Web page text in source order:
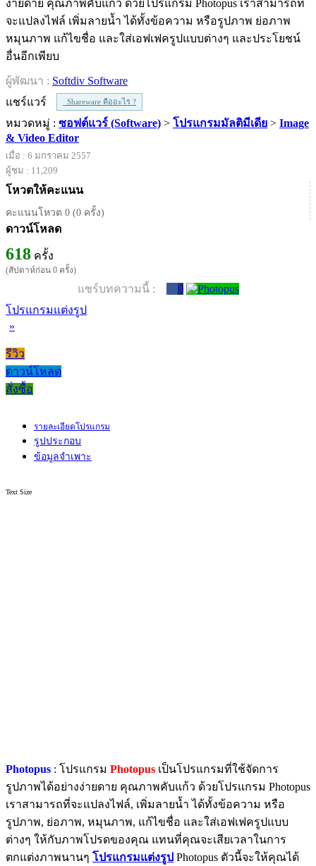
ง่ายดาย คุณภาพคับแก้ว ด้วยโปรแกรม Photopus เราสามารถที่
จะแปลงไฟล์ เพิ่มลายน้ำ ได้ทั้งข้อความ หรือรูปภาพ ย่อภาพ
หมุนภาพ แก้ไขชื่อ และใส่เอฟเฟครูปแบบต่างๆ และประโยชน์
อื่นอีกเพียบ
ผู้พัฒนา : Softdiv Software
แชร์แวร์
Shareware คืออะไร ?
หมวดหมู่ : ซอฟต์แวร์ (Software) > โปรแกรมมัลติมีเดีย > Image
& Video Editor
เมื่อ : 6 มกราคม 2557
ผู้ชม : 11,209
โหวตให้คะแนน
คะแนนโหวต 0 (0 ครั้ง)
ดาวน์โหลด
618 ครั้ง
(สัปดาห์ก่อน 0 ครั้ง)
แชร์บทความนี้ :
0
โปรแกรมแต่งรูป
»
รีวิว
ดาวน์โหลด
สั่งซื้อ
รายละเอียดโปรแกรม
รูปประกอบ
ข้อมูลจำเพาะ
Text Size
Photopus : โปรแกรม Photopus เป็นโปรแกรมที่ใช้จัดการ
รูปภาพได้อย่างง่ายดาย คุณภาพคับแก้ว ด้วยโปรแกรม Photopus
เราสามารถที่จะแปลงไฟล์, เพิ่มลายน้ำ ได้ทั้งข้อความ หรือ
รูปภาพ, ย่อภาพ, หมุนภาพ, แก้ไขชื่อ และใส่เอฟเฟครูปแบบ
ต่างๆ ให้กับภาพโปรดของคุณ แทนที่คุณจะเสียเวลาในการ
ตกแต่งภาพนานๆ โปรแกรมแต่งรูป Photopus ตัวนี้จะให้คุณได้